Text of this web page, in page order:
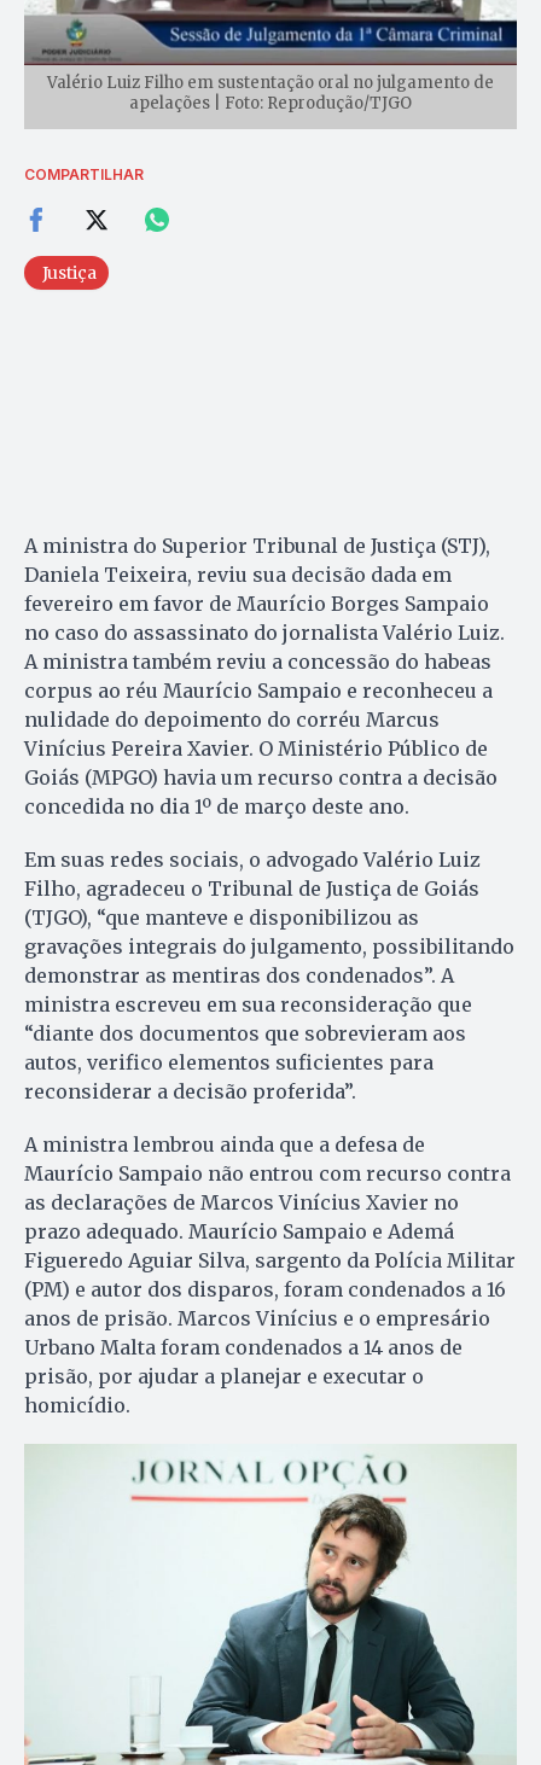
Valério Luiz Filho em sustentação oral no julgamento de
apelações | Foto: Reprodução/TJGO
COMPARTILHAR
Justiça
A ministra do Superior Tribunal de Justiça (STJ),
Daniela Teixeira, reviu sua decisão dada em
fevereiro em favor de Maurício Borges Sampaio
no caso do assassinato do jornalista Valério Luiz.
A ministra também reviu a concessão do habeas
corpus ao réu Maurício Sampaio e reconheceu a
nulidade do depoimento do corréu Marcus
Vinícius Pereira Xavier. O Ministério Público de
Goiás (MPGO) havia um recurso contra a decisão
concedida no dia 1º de março deste ano.
Em suas redes sociais, o advogado Valério Luiz
Filho, agradeceu o Tribunal de Justiça de Goiás
(TJGO), “que manteve e disponibilizou as
gravações integrais do julgamento, possibilitando
demonstrar as mentiras dos condenados”. A
ministra escreveu em sua reconsideração que
“diante dos documentos que sobrevieram aos
autos, verifico elementos suficientes para
reconsiderar a decisão proferida”.
A ministra lembrou ainda que a defesa de
Maurício Sampaio não entrou com recurso contra
as declarações de Marcos Vinícius Xavier no
prazo adequado. Maurício Sampaio e Ademá
Figueredo Aguiar Silva, sargento da Polícia Militar
(PM) e autor dos disparos, foram condenados a 16
anos de prisão. Marcos Vinícius e o empresário
Urbano Malta foram condenados a 14 anos de
prisão, por ajudar a planejar e executar o
homicídio.